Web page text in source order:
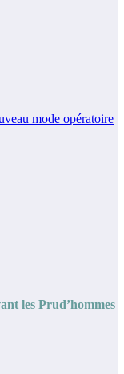
mode opératoire
les Prud’hommes